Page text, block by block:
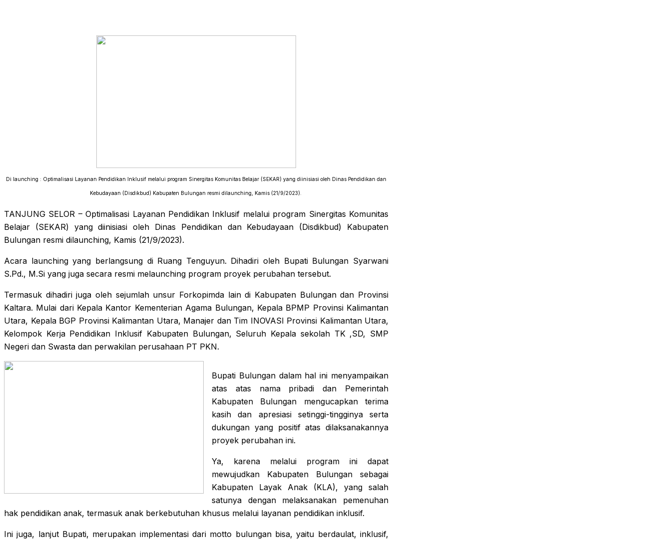
Di launching : Optimalisasi Layanan Pendidikan Inklusif melalui program Sinergitas Komunitas Belajar (SEKAR) yang diinisiasi oleh Dinas Pendidikan dan
Kebudayaan (Disdikbud) Kabupaten Bulungan resmi dilaunching, Kamis (21/9/2023).
TANJUNG SELOR – Optimalisasi Layanan Pendidikan Inklusif melalui program Sinergitas Komunitas
Belajar (SEKAR) yang diinisiasi oleh Dinas Pendidikan dan Kebudayaan (Disdikbud) Kabupaten
Bulungan resmi dilaunching, Kamis (21/9/2023).
Acara launching yang berlangsung di Ruang Tenguyun. Dihadiri oleh Bupati Bulungan Syarwani
S.Pd., M.Si yang juga secara resmi melaunching program proyek perubahan tersebut.
Termasuk dihadiri juga oleh sejumlah unsur Forkopimda lain di Kabupaten Bulungan dan Provinsi
Kaltara. Mulai dari Kepala Kantor Kementerian Agama Bulungan, Kepala BPMP Provinsi Kalimantan
Utara, Kepala BGP Provinsi Kalimantan Utara, Manajer dan Tim INOVASI Provinsi Kalimantan Utara,
Kelompok Kerja Pendidikan Inklusif Kabupaten Bulungan, Seluruh Kepala sekolah TK ,SD, SMP
Negeri dan Swasta dan perwakilan perusahaan PT PKN.
Bupati Bulungan dalam hal ini menyampaikan
atas atas nama pribadi dan Pemerintah
Kabupaten Bulungan mengucapkan terima
kasih dan apresiasi setinggi-tingginya serta
dukungan yang positif atas dilaksanakannya
proyek perubahan ini.
Ya, karena melalui program ini dapat
mewujudkan Kabupaten Bulungan sebagai
Kabupaten Layak Anak (KLA), yang salah
satunya dengan melaksanakan pemenuhan
hak pendidikan anak, termasuk anak berkebutuhan khusus melalui layanan pendidikan inklusif.
Ini juga, lanjut Bupati, merupakan implementasi dari motto bulungan bisa, yaitu berdaulat, inklusif,